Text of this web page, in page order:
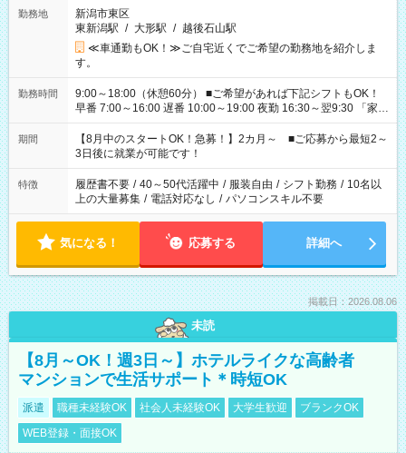
勤務地
新潟市東区
東新潟駅 / 大形駅 / 越後石山駅
≪車通勤もOK！≫ご自宅近くでご希望の勤務地を紹介しま
す。
勤務時間
9:00～18:00（休憩60分） ■ご希望があれば下記シフトもOK！
早番 7:00～16:00 遅番 10:00～19:00 夜勤 16:30～翌9:30 「家族
と休みを合わせたい」 「余裕を持って夕飯の準備がしたい」
「できれば残業はしたくない」 など、ご希望を教えてください
ね。 ※Wワーク希望の方へ 今ご覧のお仕事で希望する勤務時間
と、もう1つのお仕事の勤務時間。 合計で週40時間を超える場
合は応募できません。
期間
【8月中のスタートOK！急募！】2カ月～ ■ご応募から最短2～
3日後に就業が可能です！
特徴 履歴書不要 / 40～50代活躍中 / 服装自由 / シフト勤務 / 10名以
上の大量募集 / 電話対応なし / パソコンスキル不要
気になる！ 応募する 詳細へ
掲載日：2026.08.06
未読
【8月～OK！週3日～】ホテルライクな高齢者
マンションで生活サポート＊時短OK
派遣 職種未経験OK 社会人未経験OK 大学生歓迎
ブランクOK
WEB登録・面接OK